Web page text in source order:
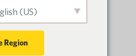
(US)
Region